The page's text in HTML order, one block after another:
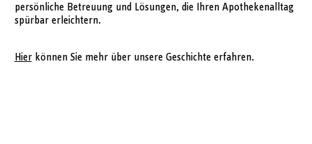
persönliche Betreuung und Lösungen, die Ihren Apothekenalltag
spürbar erleichtern.
Hierkönnen Sie mehr über unsere Geschichte erfahren.